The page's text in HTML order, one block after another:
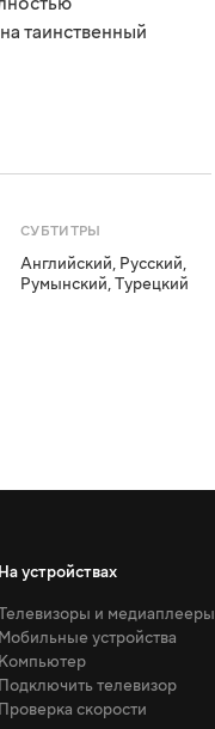
таинственный
СУБТИТРЫ
Английский, Русский,
Румынский,Турецкий
На устройствах
и медиаплееры
Мобильные устройства
Компьютер
Подключить телевизор
Проверка скорости